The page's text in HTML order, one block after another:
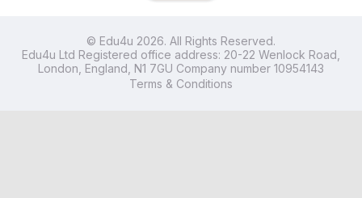
© Edu4u 2026. All Rights Reserved.
Edu4u Ltd Registered office address: 20-22 Wenlock Road,
London, England, N1 7GU Company number 10954143
Terms & Conditions